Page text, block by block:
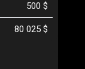
500 $
80 025 $